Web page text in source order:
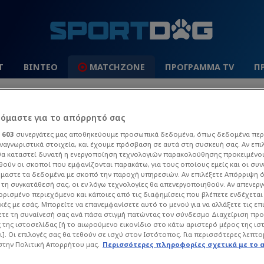
ΒΙΝΤΕΟ MATCHZONE ΠΡΟΓΡΑΜΜΑ TV
άρθρα του Sportdog σχετικά με το θέμα
στον φίλαθλο.
για το απόρρητό σας
603 συνεργάτες μας αποθηκεύουμε προσωπικά δεδομένα, όπως δεδομένα
στοιχεία, και έχουμε πρόσβαση σε αυτά στη συσκευή σας. Αν
καταστεί δυνατή η ενεργοποίηση τεχνολογιών παρακολούθησης
οι σκοποί που εμφανίζονται παρακάτω, για τους οποίους εμείς και οι
τα δεδομένα με σκοπό την παροχή υπηρεσιών. Αν επιλέξετε Απόρριψη
συγκατάθεσή σας, οι εν λόγω τεχνολογίες θα απενεργοποιηθούν. Αν
περιεχόμενο και κάποιες από τις διαφημίσεις που βλέπετε ενδέχεται
με εσάς. Μπορείτε να επανεμφανίσετε αυτό το μενού για να αλλάξετε τις
τη συναίνεσή σας ανά πάσα στιγμή πατώντας τον σύνδεσμο Διαχείριση
ιστοσελίδας [ή το αιωρούμενο εικονίδιο στο κάτω αριστερό μέρος της
Οι επιλογές σας θα τεθούν σε ισχύ στον Ιστότοπος. Για περισσότερες
Πολιτική Απορρήτου μας. Περισσότερες πληροφορίες σχετικά με το